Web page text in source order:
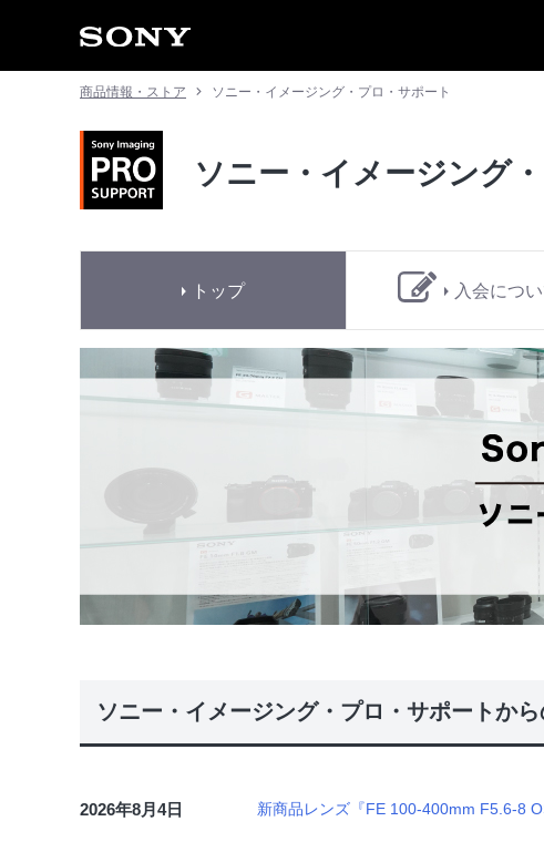
商品情報・ストア ソニー・イメージング・プロ・サポート
ソニー・イメージング・
トップ 入会につ
ソニー・イメージング・プロ・サポートか
2026年8月4日 新商品レンズ『FE 100-400mm F5.6-8